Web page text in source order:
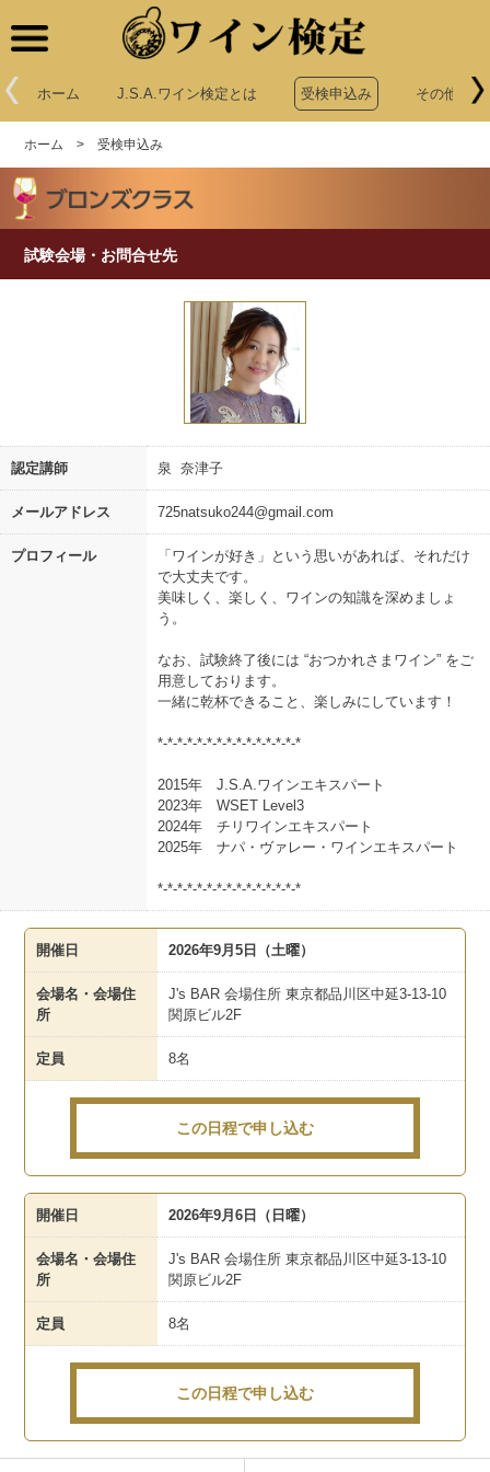
ホーム J.S.A.ワイン検定とは 受検申込み その他申込
ホーム >受検申込み
試験会場・お問合せ先
認定講師 泉 奈津子
メールアドレス 725natsuko244@gmail.com
プロフィール
「ワインが好き」という思いがあれば、それだけ
で大丈夫です。
美味しく、楽しく、ワインの知識を深めましょ
う。
なお、試験終了後には “おつかれさまワイン” をご
用意しております。
一緒に乾杯できること、楽しみにしています！
*-*-*-*-*-*-*-*-*-*-*-*-*-*-*
2015年 J.S.A.ワインエキスパート
2023年 WSET Level3
2024年 チリワインエキスパート
2025年 ナパ・ヴァレー・ワインエキスパート
*-*-*-*-*-*-*-*-*-*-*-*-*-*-*
開催日 2026年9月5日（土曜）
会場名・会場住
所
J's BAR 会場住所 東京都品川区中延3-13-10
関原ビル2F
定員 8名
この日程で申し込む
開催日 2026年9月6日（日曜）
会場名・会場住
所
J's BAR 会場住所 東京都品川区中延3-13-10
関原ビル2F
定員 8名
この日程で申し込む